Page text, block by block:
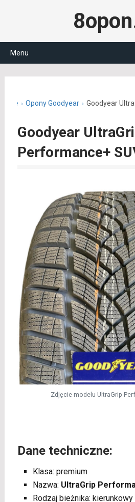
Menu
Opony Goodyear Goodyear
Goodyear
Performance+
Zdjęcie modelu UltraGrip
Dane techniczne:
Klasa: premium
Nazwa: UltraGrip
Rodzaj bieżnika: kierunkowy